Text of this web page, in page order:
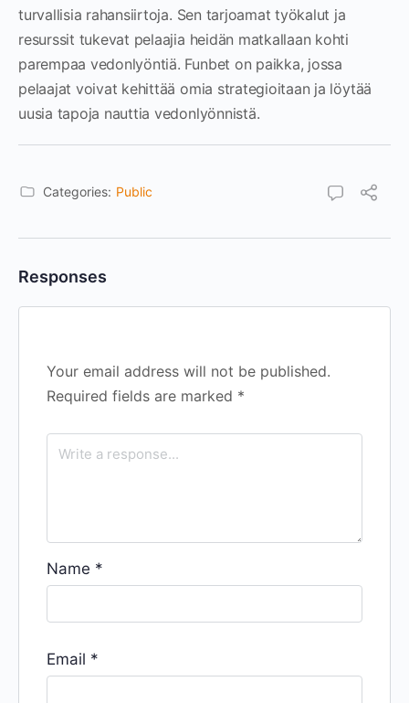
turvallisia rahansiirtoja. Sen tarjoamat työkalut ja
resurssit tukevat pelaajia heidän matkallaan kohti
parempaa vedonlyöntiä. Funbet on paikka, jossa
pelaajat voivat kehittää omia strategioitaan ja löytää
uusia tapoja nauttia vedonlyönnistä.
Categories: Public
Responses
Your email address will not be published.
Required fields are marked *
Name *
Email *